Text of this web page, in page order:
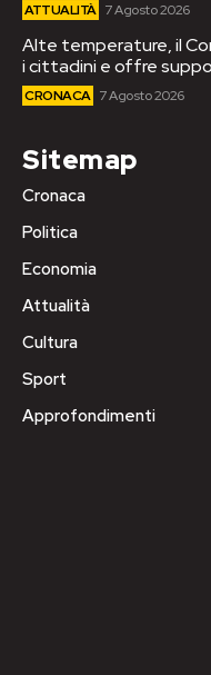
ATTUALITÀ 7 Agosto 2026
Alte temperature, il
i cittadini e offre
CRONACA 7 Agosto 2026
Sitemap
Cronaca
Politica
Economia
Attualità
Cultura
Sport
Approfondimenti